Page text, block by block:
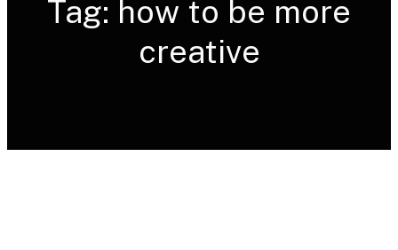
Tag: how to be more
creative